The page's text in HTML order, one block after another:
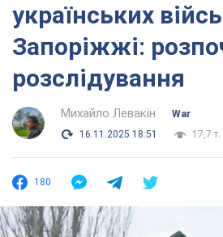
українських
Запоріжжі:
розслідування
Михайло Левакін
War
16.11.2025 18:51
17,7 т.
180